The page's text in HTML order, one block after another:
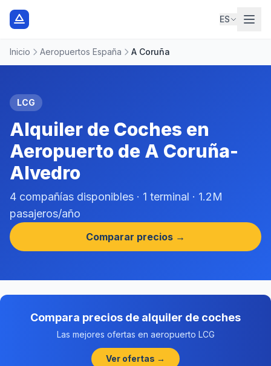
ES
Inicio Aeropuertos España A Coruña
LCG
Alquiler de Coches en
Aeropuerto de A Coruña-
Alvedro
4 compañías disponibles · 1 terminal · 1.2M
pasajeros/año
Comparar precios →
Compara precios de alquiler de coches
Las mejores ofertas en aeropuerto LCG
Ver ofertas →